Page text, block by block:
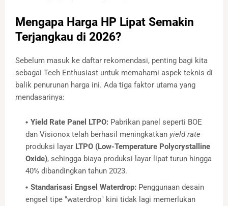
Mengapa Harga HP Lipat Semakin
Terjangkau di 2026?
Sebelum masuk ke daftar rekomendasi, penting bagi kita
sebagai Tech Enthusiast untuk memahami aspek teknis di
balik penurunan harga ini. Ada tiga faktor utama yang
mendasarinya:
Yield Rate Panel LTPO: Pabrikan panel seperti BOE
dan Visionox telah berhasil meningkatkan yield rate
produksi layar LTPO (Low-Temperature Polycrystalline
Oxide), sehingga biaya produksi layar lipat turun hingga
40% dibandingkan tahun 2023.
Standarisasi Engsel Waterdrop: Penggunaan desain
engsel tipe "waterdrop" kini tidak lagi memerlukan